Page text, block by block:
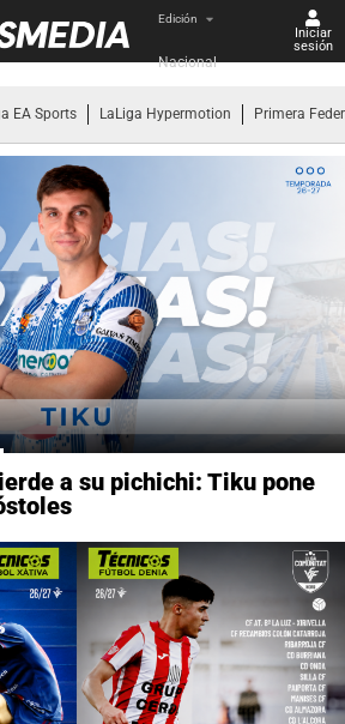
Edición
Nacional
Iniciar
sesión
EA Sports LaLiga Hypermotion Primera
a su pichichi: Tiku pone